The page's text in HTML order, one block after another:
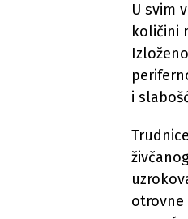
U svim
količini
i
otrovne